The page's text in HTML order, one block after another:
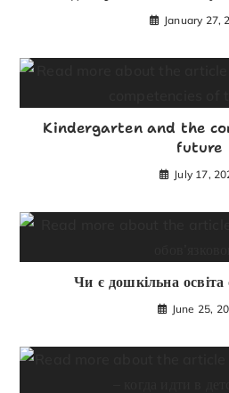
January 27,
Kindergarten and the
future
July 17,
Чи є дошкільна освіта
June 25,